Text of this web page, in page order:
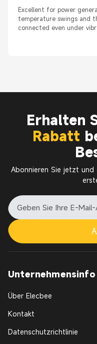
Excellent for power
temperature swings and
connected even under
Erhalten
Rabatt
Abonnieren Sie jetzt und
Unternehmensinfo
Über Elecbee
Kontakt
Datenschutzrichtlinie